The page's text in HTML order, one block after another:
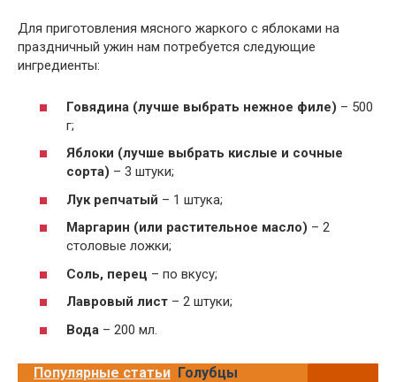
Для приготовления мясного жаркого с яблоками на
праздничный ужин нам потребуется следующие
ингредиенты:
Говядина (лучше выбрать нежное филе) – 500
г;
Яблоки (лучше выбрать кислые и сочные
сорта) – 3 штуки;
Лук репчатый – 1 штука;
Маргарин (или растительное масло) – 2
столовые ложки;
Соль, перец – по вкусу;
Лавровый лист – 2 штуки;
Вода – 200 мл.
Популярные статьи Голубцы